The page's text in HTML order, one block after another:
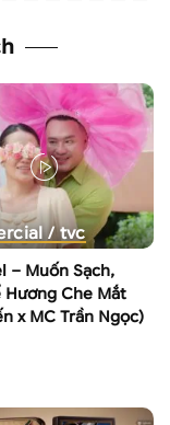
/ tvc
– Muốn Sạch,
Che Mắt
x MC Trần Ngọc)